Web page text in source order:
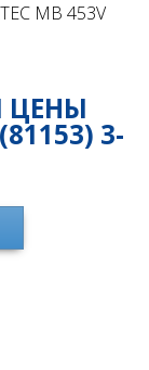
MB 453V
ЦЕНЫ
3-